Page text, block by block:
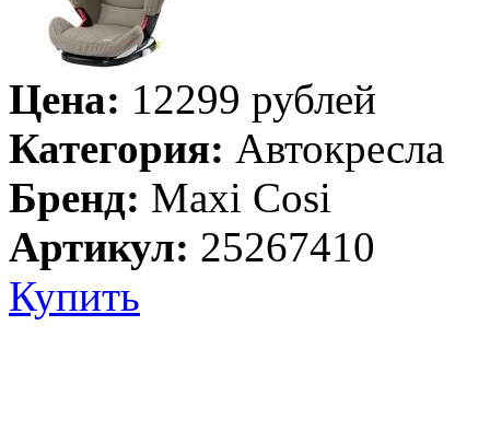
Цена: 12299 рублей
Категория: Автокресла
Бренд: Maxi Cosi
Артикул: 25267410
Купить